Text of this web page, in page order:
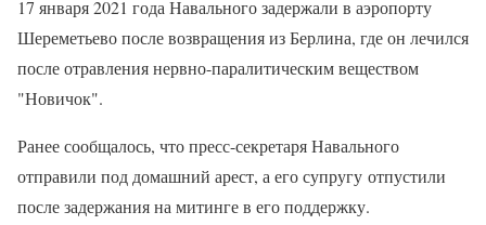
17 января 2021 года Навального задержали в аэропорту
Шереметьево после возвращения из Берлина, где он лечился
после отравления нервно-паралитическим веществом
"Новичок".
Ранее сообщалось, что пресс-секретаря Навального
отправили под домашний арест, а его супругу отпустили
после задержания на митинге в его поддержку.